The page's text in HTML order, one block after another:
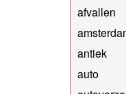
afvallen
antiek
auto